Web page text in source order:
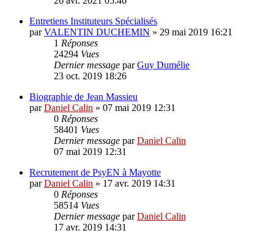
Entretiens Instituteurs Spécialisés
parVALENTIN DUCHEMIN » 29 mai 2019 16:21
1 Réponses
24294 Vues
Dernier message parGuy Dumélie
23 oct. 2019 18:26
Biographie de Jean Massieu
parDaniel Calin » 07 mai 2019 12:31
0 Réponses
58401 Vues
Dernier message parDaniel Calin
07 mai 2019 12:31
Recrutement de PsyEN à Mayotte
parDaniel Calin » 17 avr. 2019 14:31
0 Réponses
58514 Vues
Dernier message parDaniel Calin
17 avr. 2019 14:31